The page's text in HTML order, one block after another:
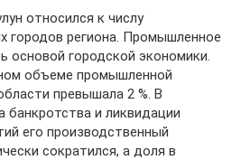
относился к числу
городов региона. Промышленное
основой городской экономики.
объеме промышленной
превышала 2 %. В
банкротства и ликвидации
его производственный
сократился, а доля в